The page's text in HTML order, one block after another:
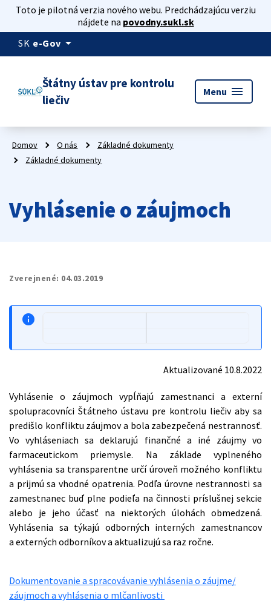
Toto je pilotná verzia nového webu. Predchádzajúcu verziu
nájdete na povodny.sukl.sk
SK e-Gov arrow_drop_down
Štátny ústav pre kontrolu
liečiv
Menu menu
Domov O nás
Základné dokumenty
Základné dokumenty
Vyhlásenie o záujmoch
Zverejnené: 04.03.2019
Aktualizované 10.8.2022
Vyhlásenie o záujmoch vypĺňajú zamestnanci a externí
spolupracovníci Štátneho ústavu pre kontrolu liečiv aby sa
predišlo konfliktu záujmov a bola zabezpečená nestrannosť.
Vo vyhláseniach sa deklarujú finančné a iné záujmy vo
farmaceutickom priemysle. Na základe vyplneného
vyhlásenia sa transparentne určí úroveň možného konfliktu
a prijmú sa vhodné opatrenia. Podľa úrovne nestrannosti sa
zamestnanec buď plne podieľa na činnosti príslušnej sekcie
alebo je jeho účasť na niektorých úlohách obmedzená.
Vyhlásenia sa týkajú odborných interných zamestnancov
a externých odborníkov a aktualizujú sa raz ročne.
Dokumentovanie a spracovávanie vyhlásenia o záujme/
záujmoch a vyhlásenia o mlčanlivosti